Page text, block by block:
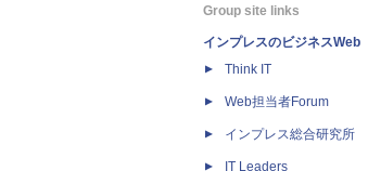
Group site links
インプレスのビジネスWeb
Think IT
Web担当者Forum
インプレス総合研究所
IT Leaders